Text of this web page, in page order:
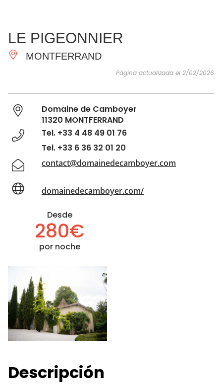
IMPRESCINDIBLES
HACER
LE PIGEONNIER
MONTFERRAND
Página actualizada el 2/02/2026
Domaine de Camboyer
11320 MONTFERRAND
Tel. +33 4 48 49 01 76
Tel. +33 6 36 32 01 20
contact@domainedecamboyer.com
domainedecamboyer.com/
Desde
280€
por noche
Descripción